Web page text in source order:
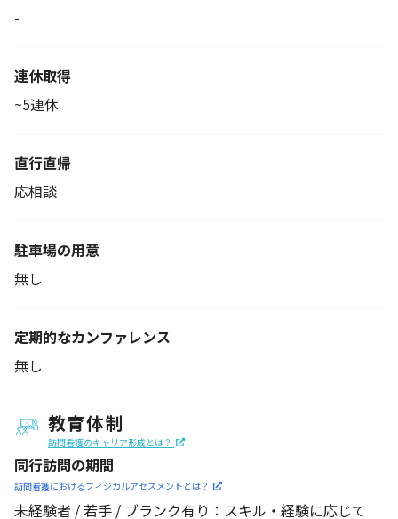
-
連休取得
~5連休
直行直帰
応相談
駐車場の用意
無し
定期的なカンファレンス
無し
教育体制
訪問看護のキャリア形成とは？
同行訪問の期間
訪問看護におけるフィジカルアセスメントとは？
未経験者 / 若手 / ブランク有り：スキル・経験に応じて